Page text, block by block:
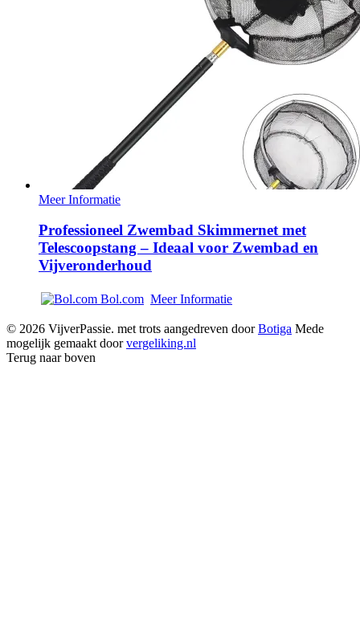
Meer Informatie
Professioneel Zwembad Skimmernet met
Telescoopstang – Ideaal voor Zwembad en
Vijveronderhoud
Bol.com Meer Informatie
© 2026 VijverPassie. met trots aangedreven doorBotiga Mede
mogelijk gemaakt doorvergeliking.nl
Terug naar boven